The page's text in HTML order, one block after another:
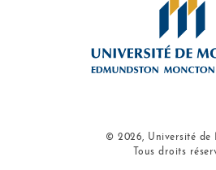
© 2026, Université de
Tous droits